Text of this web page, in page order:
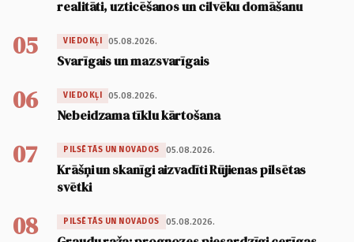
realitāti, uzticēšanos un cilvēku domāšanu
05 VIEDOKĻI 05.08.2026.
Svarīgais un mazsvarīgais
06 VIEDOKĻI 05.08.2026.
Nebeidzama tīklu kārtošana
07 PILSĒTĀS UN NOVADOS 05.08.2026.
Krāšņi un skanīgi aizvadīti Rūjienas pilsētas
svētki
08 PILSĒTĀS UN NOVADOS 05.08.2026.